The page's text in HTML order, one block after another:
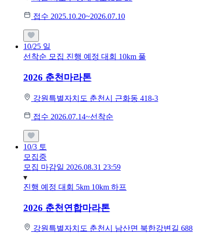
접수 2025.10.20~2026.07.10
10/25 일
선착순 모집 진행 예정 대회 10km 풀
2026 춘천마라톤
강원특별자치도 춘천시 근화동 418-3
접수 2026.07.14~선착순
10/3 토
모집중
모집 마감일 2026.08.31 23:59
진행 예정 대회 5km 10km 하프
2026 춘천연합마라톤
강원특별자치도 춘천시 남산면 북한강변길 688